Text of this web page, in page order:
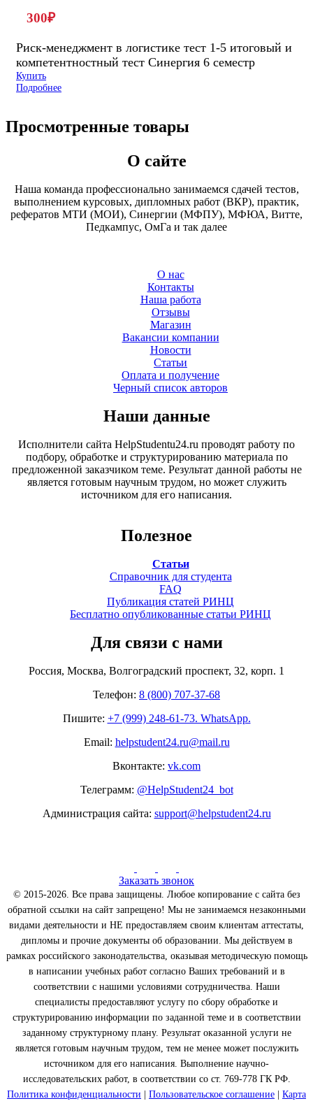
300₽
Риск-менеджмент в логистике тест 1-5 итоговый и
компетентностный тест Синергия 6 семестр
Купить
Подробнее
Просмотренные товары
О сайте
Наша команда профессионально занимаемся сдачей тестов,
выполнением курсовых, дипломных работ (ВКР), практик,
рефератов МТИ (МОИ), Синергии (МФПУ), МФЮА, Витте,
Педкампус, ОмГа и так далее
О нас
Контакты
Наша работа
Отзывы
Магазин
Вакансии компании
Новости
Статьи
Оплата и получение
Черный список авторов
Наши данные
Исполнители сайта HelpStudentu24.ru проводят работу по
подбору, обработке и структурированию материала по
предложенной заказчиком теме. Результат данной работы не
является готовым научным трудом, но может служить
источником для его написания.
Полезное
Статьи
Справочник для студента
FAQ
Публикация статей РИНЦ
Бесплатно опубликованные статьи РИНЦ
Для связи с нами
Россия, Москва, Волгоградский проспект, 32, корп. 1
Телефон: 8 (800) 707-37-68
Пишите: +7 (999) 248-61-73. WhatsApp.
Email: helpstudent24.ru@mail.ru
Вконтакте: vk.com
Телеграмм: @HelpStudent24_bot
Администрация сайта: support@helpstudent24.ru
Заказать звонок
© 2015-2026. Все права защищены. Любое копирование с сайта без
обратной ссылки на сайт запрещено! Мы не занимаемся незаконными
видами деятельности и НЕ предоставляем своим клиентам аттестаты,
дипломы и прочие документы об образовании. Мы действуем в
рамках российского законодательства, оказывая методическую помощь
в написании учебных работ согласно Ваших требований и в
соответствии с нашими условиями сотрудничества. Наши
специалисты предоставляют услугу по сбору обработке и
структурированию информации по заданной теме и в соответствии
заданному структурному плану. Результат оказанной услуги не
является готовым научным трудом, тем не менее может послужить
источником для его написания. Выполнение научно-
исследовательских работ, в соответствии со ст. 769-778 ГК РФ.
Политика конфиденциальности
Пользовательское соглашение
Карта